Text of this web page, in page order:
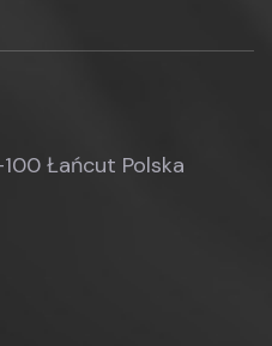
Łańcut Polska